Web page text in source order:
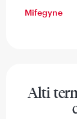
Mifegyne
Alti